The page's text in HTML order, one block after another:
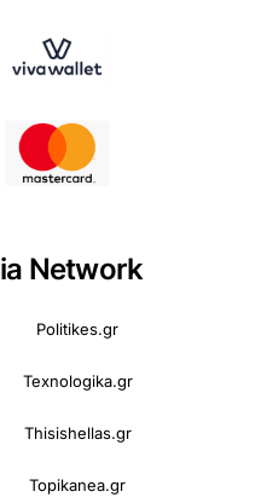
Network
Politikes.gr
Texnologika.gr
Thisishellas.gr
Topikanea.gr